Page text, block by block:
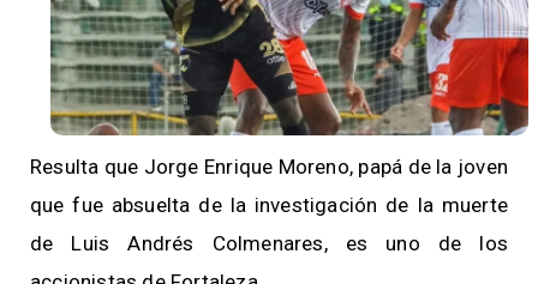
Resulta que Jorge Enrique Moreno, papá de la joven
que fue absuelta de la investigación de la muerte
de Luis Andrés Colmenares, es uno de los